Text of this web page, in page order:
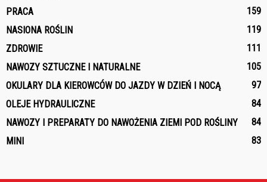
PRACA
159
NASIONA ROŚLIN
119
ZDROWIE
111
NAWOZY SZTUCZNE I NATURALNE
105
OKULARY DLA KIEROWCÓW DO JAZDY W DZIEŃ I NOCĄ
97
OLEJE HYDRAULICZNE
84
NAWOZY I PREPARATY DO NAWOŻENIA ZIEMI POD ROŚLINY
84
MINI
83